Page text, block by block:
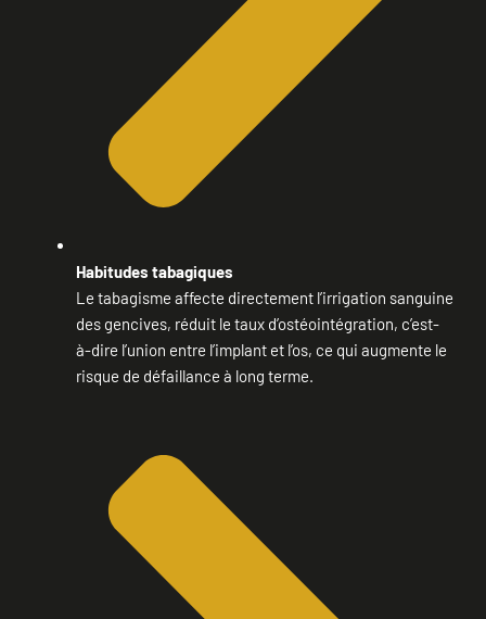
Habitudes tabagiques
Le tabagisme affecte directement l’irrigation sanguine
des gencives, réduit le taux d’ostéointégration, c’est-
à-dire l’union entre l’implant et l’os, ce qui augmente le
risque de défaillance à long terme.